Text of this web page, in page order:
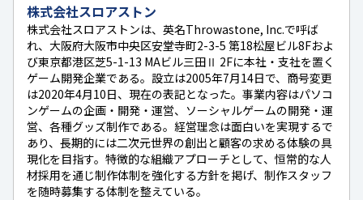
株式会社スロアストン
株式会社スロアストンは、英名Throwastone, Inc.で呼ば
れ、大阪府大阪市中央区安堂寺町2-3-5 第18松屋ビル8Fおよ
び東京都港区芝5-1-13 MAビル三田Ⅱ 2Fに本社・支社を置く
ゲーム開発企業である。設立は2005年7月14日で、商号変更
は2020年4月10日、現在の表記となった。事業内容はパソコ
ンゲームの企画・開発・運営、ソーシャルゲームの開発・運
営、各種グッズ制作である。経営理念は面白いを実現するで
あり、長期的には二次元世界の創出と顧客の求める体験の具
現化を目指す。特徴的な組織アプローチとして、恒常的な人
材採用を通じ制作体制を強化する方針を掲げ、制作スタッフ
を随時募集する体制を整えている。